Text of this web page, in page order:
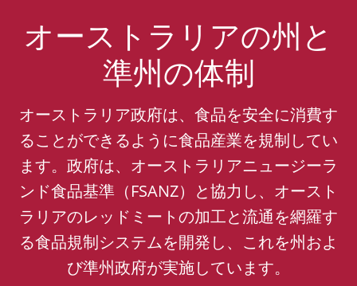
オーストラリアの州と
準州の体制
オーストラリア政府は、食品を安全に消費す
ることができるように食品産業を規制してい
ます。政府は、オーストラリアニュージーラ
ンド食品基準（FSANZ）と協力し、オースト
ラリアのレッドミートの加工と流通を網羅す
る食品規制システムを開発し、これを州およ
び準州政府が実施しています。